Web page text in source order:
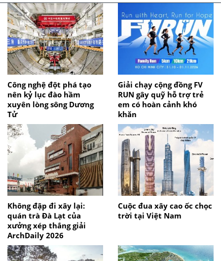
Công nghệ đột phá tạo
nên kỷ lục đào hầm
xuyên lòng sông Dương
Tử
Giải chạy cộng đồng FV
RUN gây quỹ hỗ trợ trẻ
em có hoàn cảnh khó
khăn
Không đập đi xây lại:
quán trà Đà Lạt của
xưởng xép thắng giải
ArchDaily 2026
Cuộc đua xây cao ốc chọc
trời tại Việt Nam